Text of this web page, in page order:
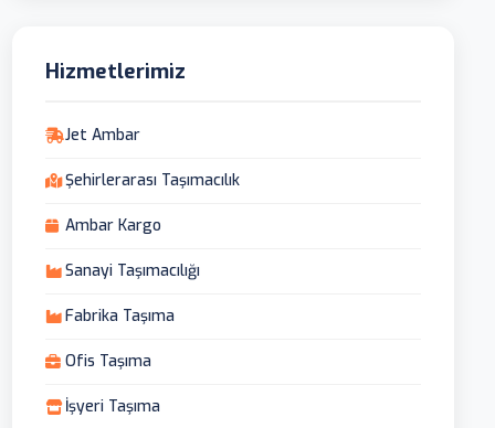
Hizmetlerimiz
Jet Ambar
Şehirlerarası Taşımacılık
Ambar Kargo
Sanayi Taşımacılığı
Fabrika Taşıma
Ofis Taşıma
İşyeri Taşıma